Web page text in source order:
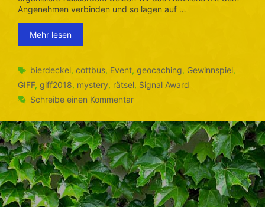
Angenehmen verbinden und so lagen auf …
Mehr lesen
Schlagwörter
bierdeckel,cottbus, Event,geocaching, Gewinnspiel,
GIFF, giff2018, mystery, rätsel, Signal Award
Schreibe einen Kommentar